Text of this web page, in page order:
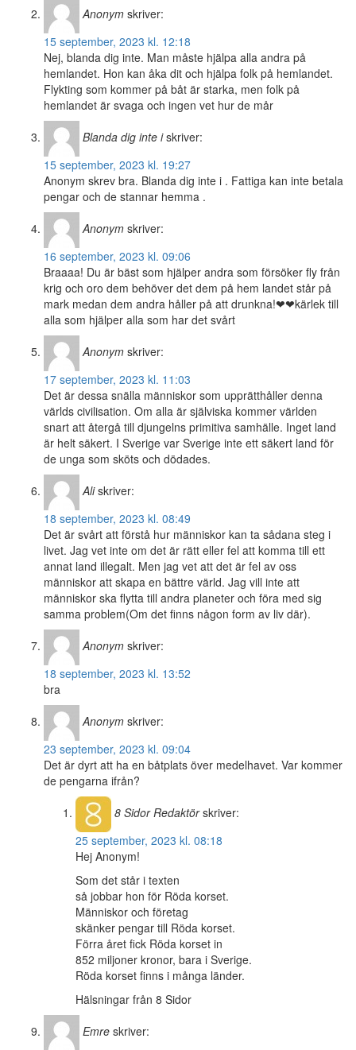
Anonym skriver:
15 september, 2023 kl. 12:18
Nej, blanda dig inte. Man måste hjälpa alla andra på
hemlandet. Hon kan åka dit och hjälpa folk på hemlandet.
Flykting som kommer på båt är starka, men folk på
hemlandet är svaga och ingen vet hur de mår
Blanda dig inte i skriver:
15 september, 2023 kl. 19:27
Anonym skrev bra. Blanda dig inte i . Fattiga kan inte betala
pengar och de stannar hemma .
Anonym skriver:
16 september, 2023 kl. 09:06
Braaaa! Du är bäst som hjälper andra som försöker fly från
krig och oro dem behöver det dem på hem landet står på
mark medan dem andra håller på att drunkna!❤❤kärlek till
alla som hjälper alla som har det svårt
Anonym skriver:
17 september, 2023 kl. 11:03
Det är dessa snälla människor som upprätthåller denna
världs civilisation. Om alla är själviska kommer världen
snart att återgå till djungelns primitiva samhälle. Inget land
är helt säkert. I Sverige var Sverige inte ett säkert land för
de unga som sköts och dödades.
Ali skriver:
18 september, 2023 kl. 08:49
Det är svårt att förstå hur människor kan ta sådana steg i
livet. Jag vet inte om det är rätt eller fel att komma till ett
annat land illegalt. Men jag vet att det är fel av oss
människor att skapa en bättre värld. Jag vill inte att
människor ska flytta till andra planeter och föra med sig
samma problem(Om det finns någon form av liv där).
Anonym skriver:
18 september, 2023 kl. 13:52
bra
Anonym skriver:
23 september, 2023 kl. 09:04
Det är dyrt att ha en båtplats över medelhavet. Var kommer
de pengarna ifrån?
8 SidorRedaktör skriver:
25 september, 2023 kl. 08:18
Hej Anonym!
Som det står i texten
så jobbar hon för Röda korset.
Människor och företag
skänker pengar till Röda korset.
Förra året fick Röda korset in
852 miljoner kronor, bara i Sverige.
Röda korset finns i många länder.
Hälsningar från 8 Sidor
Emre skriver: